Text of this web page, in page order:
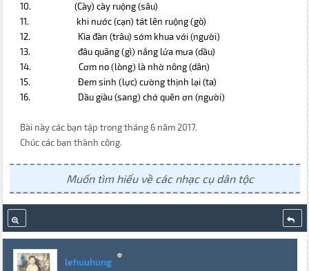
10.
(Cày) cày ruộng (sâu)
11.
khi nước (cạn) tát lên ruộng (gò)
12.
Kìa đàn (trâu) sớm khua với (người)
13.
đâu quãng (gì) nắng lửa mưa (dầu)
14.
Cơm no (lòng) là nhờ nông (dân)
15.
Đem sinh (lực) cường thịnh lại (ta)
16.
Dầu giàu (sang) chớ quên ơn (người)
Bài này các bạn tập trong tháng 6 năm 2017.
Chúc các bạn thành công.
Muốn tìm hiểu về các nhạc cụ dân tộc
lehuuhung